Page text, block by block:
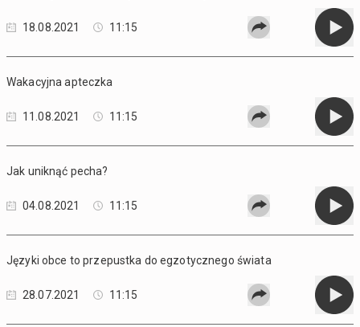
18.08.2021 11:15
Wakacyjna apteczka
11.08.2021 11:15
Jak uniknąć pecha?
04.08.2021 11:15
Języki obce to przepustka do egzotycznego świata
28.07.2021 11:15